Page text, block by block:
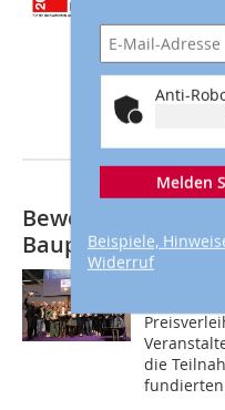
Anti-
Melden
Beispiele,
Widerruf
keine
Baupreis 2026 hat
die